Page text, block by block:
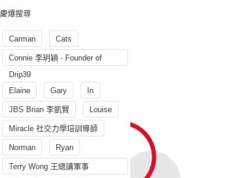
慶爆搜尋
Carman Cats
Connie 李玥穎 - Founder of
Drip39
Elaine
Gary In
JBS Brian 李凱賢 Louise
Miracle 社交力學培訓導師
Norman Ryan
Terry Wong 王總講軍事